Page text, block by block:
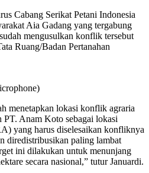
Cabang Serikat Petani Indonesia
Aia Gadang yang tergabung
mengusulkan konflik tersebut
Ruang/Badan Pertanahan
menetapkan lokasi konflik agraria
PT. Anam Koto sebagai lokasi
yang harus diselesaikan konfliknya
diredistribusikan paling lambat
ini dilakukan untuk menunjang
secara nasional,” tutur Januardi.